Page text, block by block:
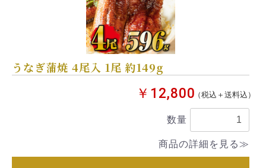
うなぎ蒲焼 4尾入 1尾 約149g
￥12,800（税込＋送料込）
数量
商品の詳細を見る≫